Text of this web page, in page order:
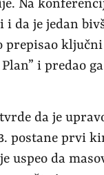
Na
da je jedan
prepisao
Plan” i predao
da je
postane prvi
uspeo da